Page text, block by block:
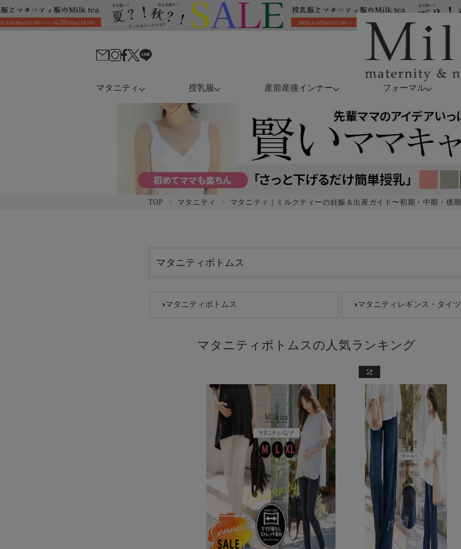
マタニティ 授乳服 産前産後インナー フォーマル
TOP マタニティ マタニティ｜ミルクティーの妊娠＆出産ガイド〜初期・中期・後期
マタニティボトムス
マタニティボトムス マタニティレギンス・タイツ
マタニティボトムスの人気ランキング